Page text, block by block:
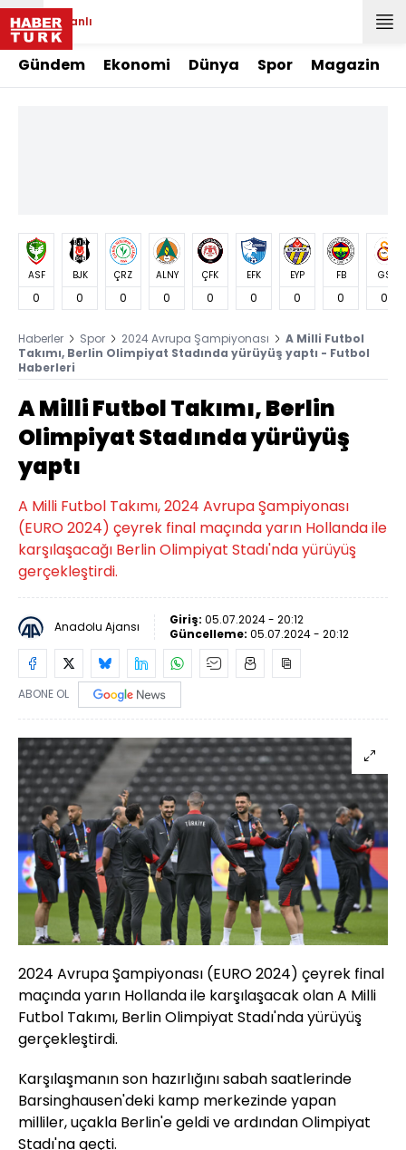
Canlı
Gündem Ekonomi Dünya Spor Magazin
ASF
0
BJK
0
ÇRZ
0
ALNY
0
ÇFK
0
EFK
0
EYP
0
FB
0
GS
0
Haberler Spor 2024 Avrupa Şampiyonası
A Milli Futbol
Takımı, Berlin Olimpiyat Stadında yürüyüş yaptı - Futbol
Haberleri
A Milli Futbol Takımı, Berlin
Olimpiyat Stadında yürüyüş
yaptı
A Milli Futbol Takımı, 2024 Avrupa Şampiyonası
(EURO 2024) çeyrek final maçında yarın Hollanda ile
karşılaşacağı Berlin Olimpiyat Stadı'nda yürüyüş
gerçekleştirdi.
Anadolu Ajansı Giriş: 05.07.2024 - 20:12
Güncelleme: 05.07.2024 - 20:12
ABONE OL
2024 Avrupa Şampiyonası (EURO 2024) çeyrek final
maçında yarın Hollanda ile karşılaşacak olan A Milli
Futbol Takımı, Berlin Olimpiyat Stadı'nda yürüyüş
gerçekleştirdi.
Karşılaşmanın son hazırlığını sabah saatlerinde
Barsinghausen'deki kamp merkezinde yapan
milliler, uçakla Berlin'e geldi ve ardından Olimpiyat
Stadı'na geçti.